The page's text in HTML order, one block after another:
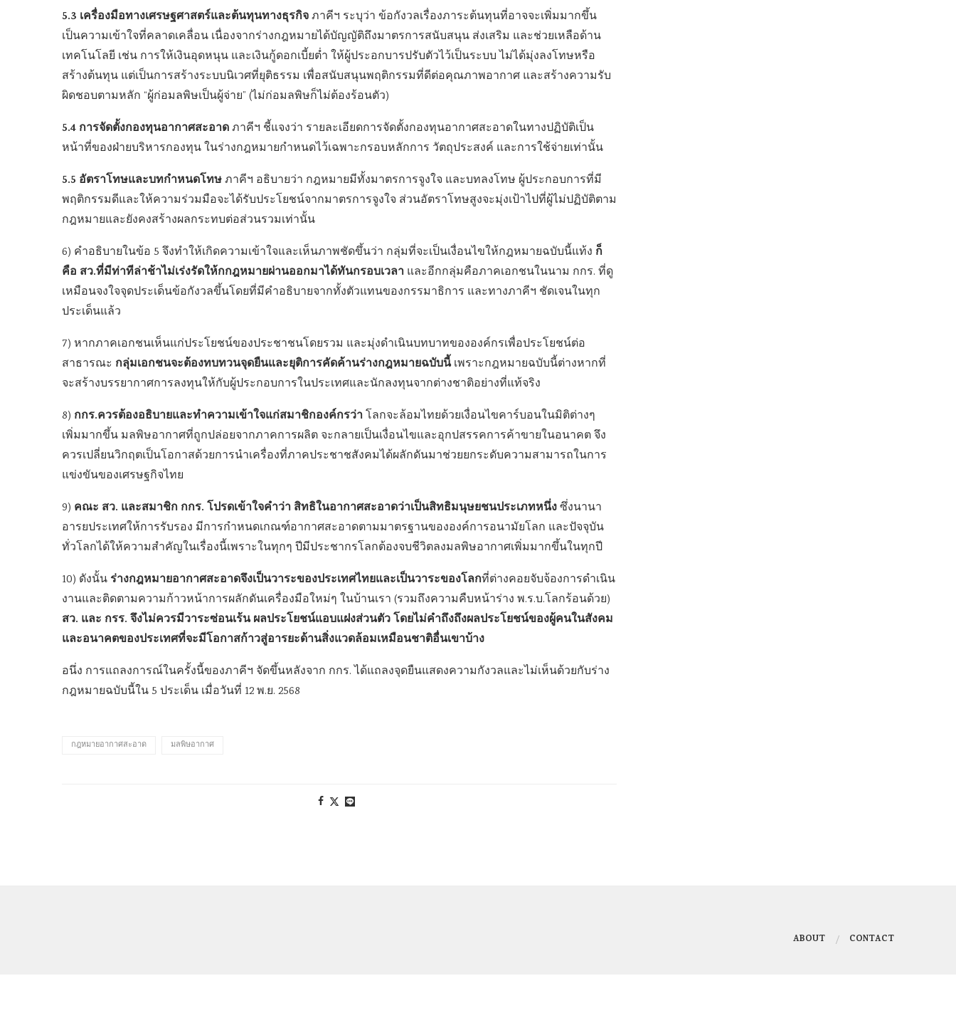
5.3 เครื่องมือทางเศรษฐศาสตร์และต้นทุนทางธุรกิจภาคีฯ ระบุว่า ข้อกังวลเรื่องภาระต้นทุนที่อาจจะเพิ่มมากขึ้น
เป็นความเข้าใจที่คลาดเคลื่อน เนื่องจากร่างกฎหมายได้บัญญัติถึงมาตรการสนับสนุน ส่งเสริม และช่วยเหลือด้าน
เทคโนโลยี เช่น การให้เงินอุดหนุน และเงินกู้ดอกเบี้ยต่ำ ให้ผู้ประอกบารปรับตัวไว้เป็นระบบ ไม่ได้มุ่งลงโทษหรือ
สร้างต้นทุน แต่เป็นการสร้างระบบนิเวศที่ยุติธรรม เพื่อสนับสนุนพฤติกรรมที่ดีต่อคุณภาพอากาศ และสร้างความรับ
ผิดชอบตามหลัก “ผู้ก่อมลพิษเป็นผู้จ่าย” (ไม่ก่อมลพิษก็ไม่ต้องร้อนตัว)
5.4 การจัดตั้งกองทุนอากาศสะอาดภาคีฯ ชี้แจงว่า รายละเอียดการจัดตั้งกองทุนอากาศสะอาดในทางปฏิบัติเป็น
หน้าที่ของฝ่ายบริหารกองทุน ในร่างกฎหมายกำหนดไว้เฉพาะกรอบหลักการ วัตถุประสงค์ และการใช้จ่ายเท่านั้น
5.5 อัตราโทษและบทกำหนดโทษภาคีฯ อธิบายว่า กฎหมายมีทั้งมาตรการจูงใจ และบทลงโทษ ผู้ประกอบการที่มี
พฤติกรรมดีและให้ความร่วมมือจะได้รับประโยชน์จากมาตรการจูงใจ ส่วนอัตราโทษสูงจะมุ่งเป้าไปที่ผู้ไม่ปฏิบัติตาม
กฎหมายและยังคงสร้างผลกระทบต่อส่วนรวมเท่านั้น
6) คำอธิบายในข้อ 5 จึงทำให้เกิดความเข้าใจและเห็นภาพชัดขึ้นว่า กลุ่มที่จะเป็นเงื่อนไขให้กฎหมายฉบับนี้แท้ง ก็
คือ สว.ที่มีท่าทีล่าช้าไม่เร่งรัดให้กกฎหมายผ่านออกมาได้ทันกรอบเวลา และอีกกลุ่มคือภาคเอกชนในนาม กกร. ที่ดู
เหมือนจงใจจุดประเด็นข้อกังวลขึ้นโดยที่มีคำอธิบายจากทั้งตัวแทนของกรรมาธิการ และทางภาคีฯ ชัดเจนในทุก
ประเด็นแล้ว
7) หากภาคเอกชนเห็นแก่ประโยชน์ของประชาชนโดยรวม และมุ่งดำเนินบทบาทขององค์กรเพื่อประโยชน์ต่อ
สาธารณะ กลุ่มเอกชนจะต้องทบทวนจุดยืนและยุติการคัดค้านร่างกฎหมายฉบับนี้เพราะกฎหมายฉบับนี้ต่างหากที่
จะสร้างบรรยากาศการลงทุนให้กับผู้ประกอบการในประเทศและนักลงทุนจากต่างชาติอย่างที่แท้จริง
8) กกร.ควรต้องอธิบายและทำความเข้าใจแก่สมาชิกองค์กรว่าโลกจะล้อมไทยด้วยเงื่อนไขคาร์บอนในมิติต่างๆ
เพิ่มมากขึ้น มลพิษอากาศที่ถูกปล่อยจากภาคการผลิต จะกลายเป็นเงื่อนไขและอุกปสรรคการค้าขายในอนาคต จึง
ควรเปลี่ยนวิกฤตเป็นโอกาสด้วยการนำเครื่องที่ภาคประชาชสังคมได้ผลักดันมาช่วยยกระดับความสามารถในการ
แข่งขันของเศรษฐกิจไทย
9) คณะ สว. และสมาชิก กกร. โปรดเข้าใจคำว่า สิทธิในอากาศสะอาดว่าเป็นสิทธิมนุษยชนประเภทหนึ่งซึ่งนานา
อารยประเทศให้การรับรอง มีการกำหนดเกณฑ์อากาศสะอาดตามมาตรฐานขององค์การอนามัยโลก และปัจจุบัน
ทั่วโลกได้ให้ความสำคัญในเรื่องนี้เพราะในทุกๆ ปีมีประชากรโลกต้องจบชีวิตลงมลพิษอากาศเพิ่มมากขึ้นในทุกปี
10) ดังนั้น ร่างกฎหมายอากาศสะอาดจึงเป็นวาระของประเทศไทยและเป็นวาระของโลกที่ต่างคอยจับจ้องการดำเนิน
งานและติดตามความก้าวหน้าการผลักดันเครื่องมือใหม่ๆ ในบ้านเรา (รวมถึงความคืบหน้าร่าง พ.ร.บ.โลกร้อนด้วย)
สว. และ กรร. จึงไม่ควรมีวาระซ่อนเร้น ผลประโยชน์แอบแฝงส่วนตัว โดยไม่คำถึงถึงผลประโยชน์ของผู้คนในสังคม
และอนาคตของประเทศที่จะมีโอกาสก้าวสู่อารยะด้านสิ่งแวดล้อมเหมือนชาติอื่นเขาบ้าง
อนึ่ง การแถลงการณ์ในครั้งนี้ของภาคีฯ จัดขึ้นหลังจาก กกร. ได้แถลงจุดยืนแสดงความกังวลและไม่เห็นด้วยกับร่าง
กฎหมายฉบับนี้ใน 5 ประเด็น เมื่อวันที่ 12 พ.ย. 2568
กฎหมายอากาศสะอาด มลพิษอากาศ
ABOUT CONTACT